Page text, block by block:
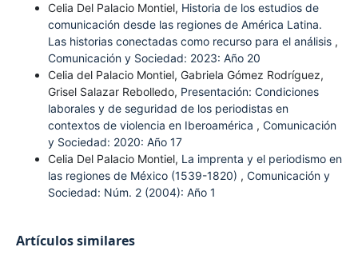
Celia Del Palacio Montiel, Historia de los estudios de
comunicación desde las regiones de América Latina.
Las historias conectadas como recurso para el análisis ,
Comunicación y Sociedad: 2023: Año 20
Celia del Palacio Montiel, Gabriela Gómez Rodríguez,
Grisel Salazar Rebolledo, Presentación: Condiciones
laborales y de seguridad de los periodistas en
contextos de violencia en Iberoamérica , Comunicación
y Sociedad: 2020: Año 17
Celia Del Palacio Montiel, La imprenta y el periodismo en
las regiones de México (1539-1820) , Comunicación y
Sociedad: Núm. 2 (2004): Año 1
Artículos similares